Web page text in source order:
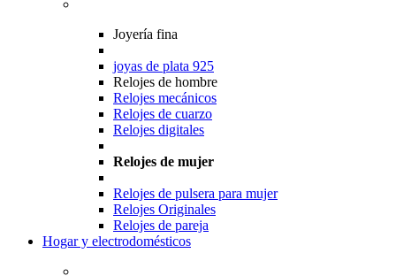
Joyería fina
joyas de plata 925
Relojes de hombre
Relojes mecánicos
Relojes de cuarzo
Relojes digitales
Relojes de mujer
Relojes de pulsera para mujer
Relojes Originales
Relojes de pareja
Hogar y electrodomésticos